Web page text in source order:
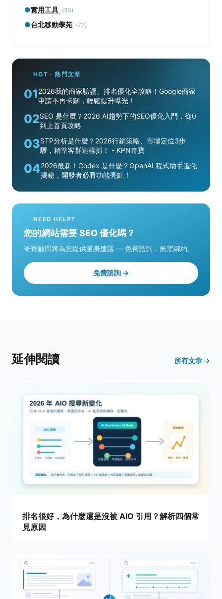
●實用工具 (35)
●台北移動學苑 (72)
HOT · 熱門文章
012026我的商家驗證、排名優化全攻略！Google商家
申請不再卡關，輕鬆提升曝光！
02SEO 是什麼？2026 AI趨勢下的SEO優化入門，從0
到上首頁攻略
03STP分析是什麼？2026行銷策略、市場定位3步
驟，精準客群這樣抓！ - KPN奇寶
042026最新！Codex 是什麼？OpenAI 程式助手進化
揭秘，開發者必看功能亮點！
NEED HELP?
您的網站需要 SEO 優化嗎？
奇寶顧問將為您提供量身建議 — 免費諮詢，無需綁約。
免費諮詢 →
延伸閱讀 所有文章 →
排名很好，為什麼還是沒被 AIO 引用？解析四個常
見原因